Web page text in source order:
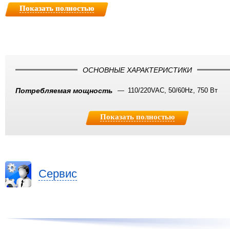
Показать полностью
ОСНОВНЫЕ ХАРАКТЕРИСТИКИ
Потребляемая мощность 110/220VAC, 50/60Hz, 750 Вт
Показать полностью
Сервис